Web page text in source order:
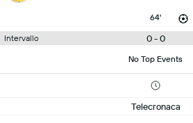
64'
Intervallo 0 - 0
No Top Events
Telecronaca